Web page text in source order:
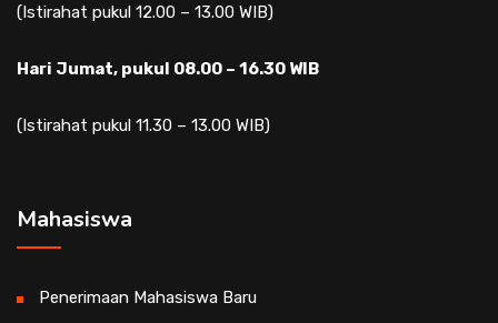
(Istirahat pukul 12.00 – 13.00 WIB)
Hari Jumat, pukul 08.00 – 16.30 WIB
(Istirahat pukul 11.30 – 13.00 WIB)
Mahasiswa
Penerimaan Mahasiswa Baru